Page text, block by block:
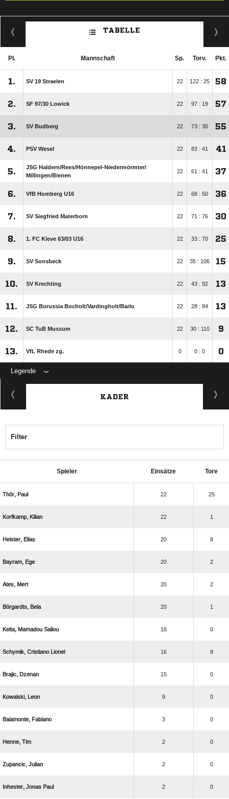
TABELLE
Pl. Mannschaft Sp. Torv. Pkt.
1. SV 19 Straelen 22 122 : 25 58
2. SF 97/​30 Lowick 22 97 : 19 57
3. SV Budberg 22 73 : 30 55
4. PSV Wesel 22 83 : 41 41
5.
JSG Haldern/​Rees/​Hönnepel-Niedermörmter/​
Millingen/​Bienen
22 61 : 41 37
6. VfB Homberg U16 22 68 : 50 36
7. SV Siegfried Materborn 22 71 : 76 30
8. 1. FC Kleve 63/​03 U16 22 33 : 70 25
9. SV Sonsbeck 22 35 : 106 15
10. SV Krechting 22 43 : 92 13
11. JSG Borussia Bocholt/​Vardingholt/​Barlo 22 28 : 84 13
12. SC TuB Mussum 22 30 : 110 9
13. VfL Rhede zg. 0 0 : 0 0
Legende
KADER
Filter
Spieler Einsätze Tore
  22 25
  22 1
  20 8
  20 2
  20 2
  20 1
   18 0
   16 8
  15 0
  9 0
  3 0
  2 0
  2 0
   2 0